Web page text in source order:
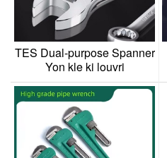
TES Dual-purpose Spanner
Yon kle ki louvri